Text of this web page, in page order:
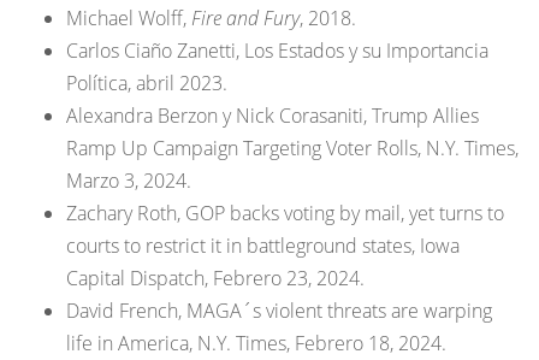
Michael Wolff, Fire and Fury, 2018.
Carlos Ciaño Zanetti, Los Estados y su Importancia
Política, abril 2023.
Alexandra Berzon y Nick Corasaniti, Trump Allies
Ramp Up Campaign Targeting Voter Rolls, N.Y. Times,
Marzo 3, 2024.
Zachary Roth, GOP backs voting by mail, yet turns to
courts to restrict it in battleground states, Iowa
Capital Dispatch, Febrero 23, 2024.
David French, MAGA´s violent threats are warping
life in America, N.Y. Times, Febrero 18, 2024.